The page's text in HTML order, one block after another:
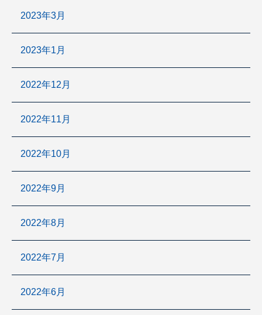
2023年3月
2023年1月
2022年12月
2022年11月
2022年10月
2022年9月
2022年8月
2022年7月
2022年6月